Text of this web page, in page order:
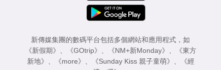
新傳媒集團的數碼平台包括多個網站和應用程式，如
《新假期》
《GOtrip》 《NM+新Monday》
《東方
新地》
《more》 《Sunday Kiss 親子童萌》
《經